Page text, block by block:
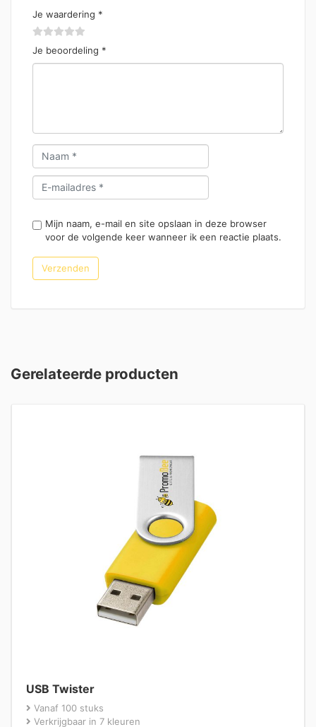
Je waardering *
Je beoordeling *
Mijn naam, e-mail en site opslaan in deze browser
voor de volgende keer wanneer ik een reactie plaats.
Gerelateerde producten
USB Twister
Vanaf 100 stuks
Verkrijgbaar in 7 kleuren